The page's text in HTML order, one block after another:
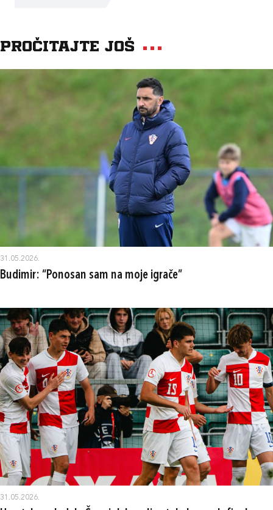
Pročitajte još
31.05.2026.
Budimir: “Ponosan sam na moje igrače”
31.05.2026.